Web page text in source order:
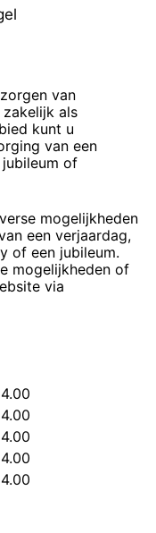
van
als
kunt u
van een
of
mogelijkheden
een verjaardag,
of een jubileum.
mogelijkheden of
via